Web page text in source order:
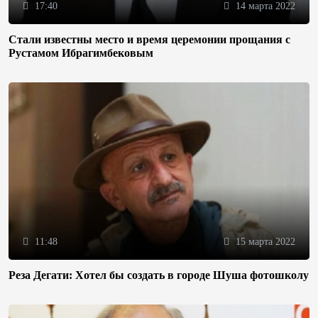
17:40 14 марта 2022
Стали известны место и время церемонии прощания с
Рустамом Ибрагимбековым
11:48 15 марта 2022
Реза Дегати: Хотел бы создать в городе Шуша фотошколу